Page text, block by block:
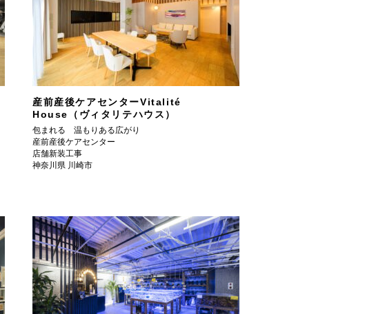
産前産後ケアセンターVitalité
House（ヴィタリテハウス）
包まれる 温もりある広がり
産前産後ケアセンター
店舗新装工事
神奈川県 川崎市